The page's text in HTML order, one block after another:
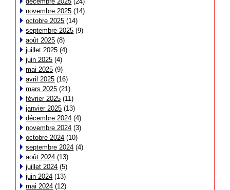
novembre 2025 (14)
octobre 2025 (14)
septembre 2025 (9)
août 2025 (8)
juillet 2025 (4)
juin 2025 (4)
mai 2025 (9)
avril 2025 (16)
mars 2025 (21)
février 2025 (11)
janvier 2025 (13)
décembre 2024 (4)
novembre 2024 (3)
octobre 2024 (10)
septembre 2024 (4)
août 2024 (13)
juillet 2024 (5)
juin 2024 (13)
mai 2024 (12)